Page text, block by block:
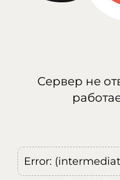
Сервер не